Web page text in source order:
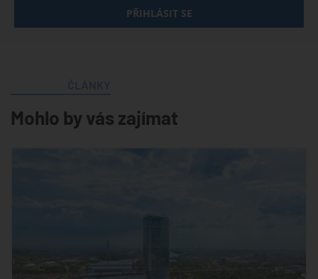
PŘIHLÁSIT SE
Mohlo by vás zajímat